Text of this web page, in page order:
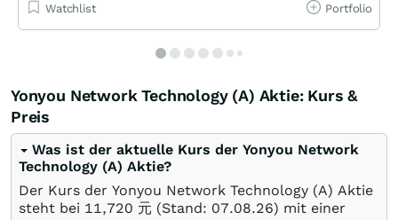
Watchlist Portfolio
Yonyou Network Technology (A) Aktie: Kurs &
Preis
Was ist der aktuelle Kurs der Yonyou Network
Technology (A) Aktie?
Der Kurs der Yonyou Network Technology (A) Aktie
steht bei 11,720 元 (Stand: 07.08.26) mit einer